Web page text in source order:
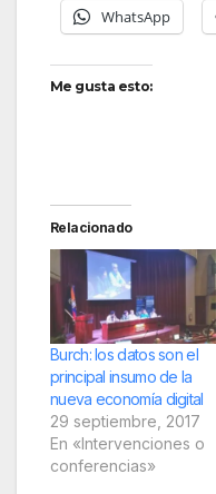
WhatsApp
Me gusta esto:
Relacionado
Burch: los datos son el
principal insumo de la
nueva economía digital
29 septiembre, 2017
En «Intervenciones o
conferencias»